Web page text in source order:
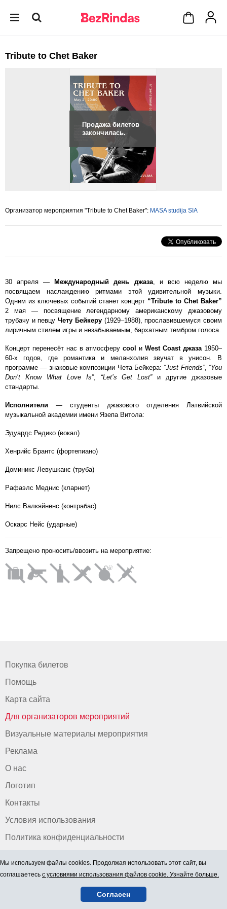
Tribute to Chet Baker
Продажа билетов
закончилась.
Организатор мероприятия "Tribute to Chet Baker": MASA studija SIA
30 апреля — Международный день джаза, и всю неделю мы
посвящаем наслаждению ритмами этой удивительной музыки.
Одним из ключевых событий станет концерт “Tribute to Chet Baker”
2 мая — посвящение легендарному американскому джазовому
трубачу и певцуЧету Бейкеру(1929–1988), прославившемуся своим
лиричным стилем игры и незабываемым, бархатным тембром голоса.
Концерт перенесёт нас в атмосферу cool и West Coast джаза1950–
60-х годов, где романтика и меланхолия звучат в унисон. В
программе — знаковые композиции Чета Бейкера: “Just Friends”, “You
Don’t Know What Love Is”, “Let’s Get Lost”и другие джазовые
стандарты.
Исполнители — студенты джазового отделения Латвийской
музыкальной академии имени Язепа Витола:
Эдуардс Редико (вокал)
Хенрийс Брантс (фортепиано)
Доминикс Левушканс (труба)
Рафаэлс Меднис (кларнет)
Нилс Валкяйненс (контрабас)
Оскарс Нейс (ударные)
Запрещено проносить/ввозить на мероприятие:
Покупка билетов
Помощь
Карта сайта
Для организаторов мероприятий
Визуальные материалы мероприятия
Реклама
О нас
Логотип
Контакты
Условия использования
Политика конфиденциальности
Мы используем файлы cookies. Продолжая использовать этот сайт, вы
соглашаетесь с условиями использования файлов cookie. Узнайте больше.
Согласен